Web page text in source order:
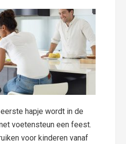
hapje wordt in de
voetensteun een feest.
voor kinderen vanaf